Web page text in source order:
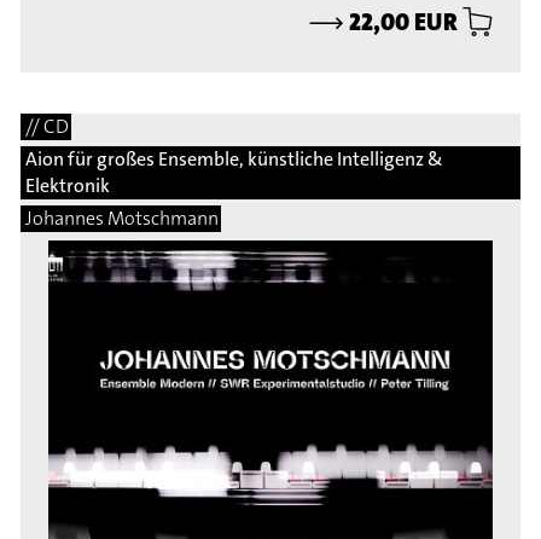
⟶22,00 EUR
// CD
Aion für großes Ensemble, künstliche Intelligenz &
Elektronik
Johannes Motschmann